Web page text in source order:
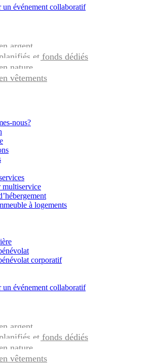
un événement collaboratif
argent
et fonds dédiés
nature
vêtements
nous?
multiservice
à logements
corporatif
un événement collaboratif
argent
et fonds dédiés
nature
vêtements